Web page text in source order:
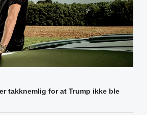
takknemlig for at Trump ikke ble